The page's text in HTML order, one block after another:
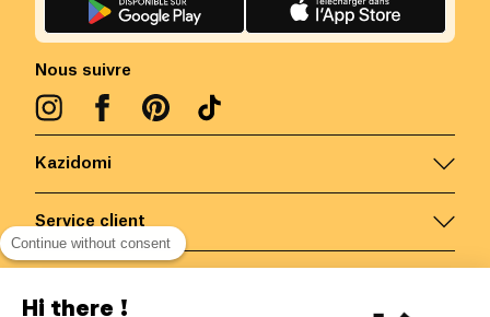
Kazidomi
Service client
Nous suivre
Continue without consent
Hi there !